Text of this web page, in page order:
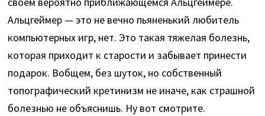
Альцгеймер — это не вечно пьяненький любитель
компьютерных игр, нет. Это такая тяжелая болезнь,
которая приходит к старости и забывает принести
подарок. Вобщем, без шуток, но собственный
топографический кретинизм не иначе, как страшной
болезнью не объяснишь. Ну вот смотрите.